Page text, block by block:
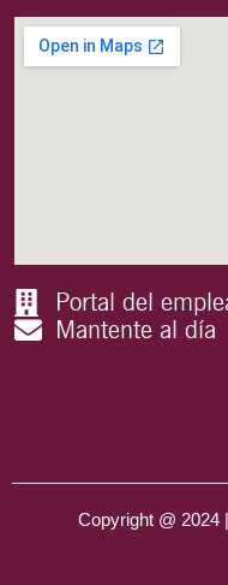
Portal del
Mantente al día
Copyright @ 2024